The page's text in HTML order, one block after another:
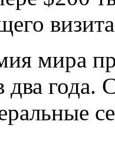
мира
два